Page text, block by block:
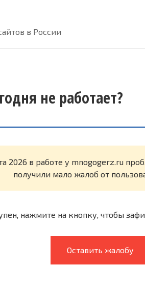
в России
не работает?
2026 в работе у mnogogerz.ru
получили мало жалоб от
нажмите на кнопку, чтобы
Оставить жалобу